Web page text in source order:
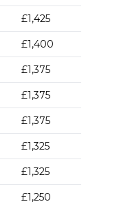
£1,425
£1,400
£1,375
£1,375
£1,375
£1,325
£1,325
£1,250